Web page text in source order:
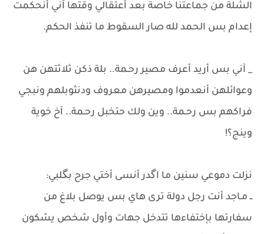
الشلة من جماعتنا خاصة بعد أعتقالي وقتها آني أنحكمت
إعدام بس الحمد لله صار السقوط ما تنفذ الحكم.
_ آني بس أريد أعرف مصير رحـمة.. بلة ذكن ثلاثتهن هن
وعوائلهن أنعدموا ومصيرهن معروف ودنثوبلهم ونبجي
فراكهم بس رحـمة.. وين ولك حتخبل رحـمة.. آخ خوية
وينج؟!
​نزلت دموعي سنين ما اگدر أنسى أختي جرح بگلبي:
​ــ مـاجد أنت رجل دولة ترى هاي بس يوصل بلاغ من
سفارتها بإختفاءها تتدخل جهات وأول شخص يشكون